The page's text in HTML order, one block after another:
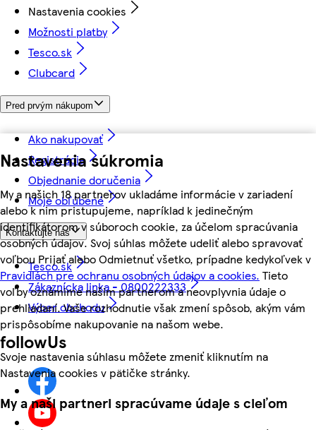
Nastavenia súkromia
My a našich 18 partnerov ukladáme informácie v zariadení
alebo k nim pristupujeme, napríklad k jedinečným
identifikátorom v súboroch cookie, za účelom spracúvania
osobných údajov. Svoj súhlas môžete udeliť alebo spravovať
voľbou Prijať alebo Odmietnuť všetko, prípadne kedykoľvek v
Pravidlách pre ochranu osobných údajov a cookies. Tieto
voľby oznámime našim partnerom a neovplyvnia údaje o
prehliadaní. Vaše rozhodnutie však zmení spôsob, akým vám
prispôsobíme nakupovanie na našom webe.
Svoje nastavenia súhlasu môžete zmeniť kliknutím na
Nastavenia cookies v pätičke stránky.
My a naši partneri spracúvame údaje s cieľom
Nastavenia cookies
Možnosti platby
Tesco.sk
Clubcard
Pred prvým nákupom
Ako nakupovať
Registrácia
Objednanie doručenia
Moje obľúbené
Kontaktujte nás
Tesco.sk
Zákaznícka linka - 0800222333
Výber obchodu
followUs